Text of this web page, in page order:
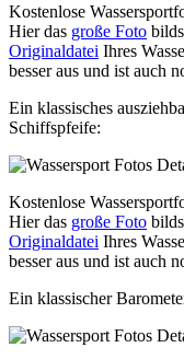
Kostenlose
Hier das große Foto
Originaldatei Ihres
besser aus und ist auch
Ein klassisches
Schiffspfeife:
Kostenlose
Hier das große Foto
Originaldatei Ihres
besser aus und ist auch
Ein klassischer